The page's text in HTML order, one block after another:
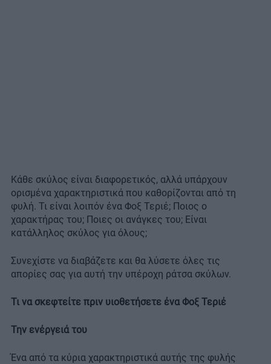
Κάθε σκύλος είναι διαφορετικός, αλλά υπάρχουν
ορισμένα χαρακτηριστικά που καθορίζονται από τη
φυλή. Τι είναι λοιπόν ένα Φοξ Τεριέ; Ποιος ο
χαρακτήρας του; Ποιες οι ανάγκες του; Είναι
κατάλληλος σκύλος για όλους;
Συνεχίστε να διαβάζετε και θα λύσετε όλες τις
απορίες σας για αυτή την υπέροχη ράτσα σκύλων.
Τι να σκεφτείτε πριν υιοθετήσετε ένα Φοξ Τεριέ
Την ενέργειά του
Ένα από τα κύρια χαρακτηριστικά αυτής της φυλής